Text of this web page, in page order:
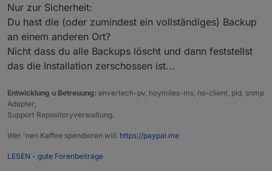
Nur zur Sicherheit:
Du hast die (oder zumindest ein vollständiges) Backup
an einem anderen Ort?
Nicht dass du alle Backups löscht und dann feststellst
das die Installation zerschossen ist...
Entwicklung u Betreuung: envertech-pv, hoymiles-ms, ns-client, pid, snmp
Adapter;
Support Repositoryverwaltung.
Wer 'nen Kaffee spendieren will: https://paypal.me
LESEN - gute Forenbeitrage